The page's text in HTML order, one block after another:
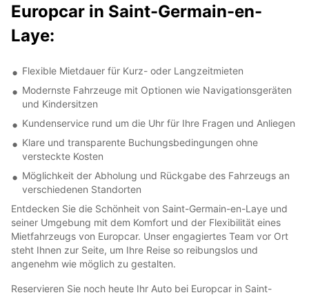
Europcar in Saint-Germain-en-
Laye:
Flexible Mietdauer für Kurz- oder Langzeitmieten
Modernste Fahrzeuge mit Optionen wie Navigationsgeräten
und Kindersitzen
Kundenservice rund um die Uhr für Ihre Fragen und Anliegen
Klare und transparente Buchungsbedingungen ohne
versteckte Kosten
Möglichkeit der Abholung und Rückgabe des Fahrzeugs an
verschiedenen Standorten
Entdecken Sie die Schönheit von Saint-Germain-en-Laye und
seiner Umgebung mit dem Komfort und der Flexibilität eines
Mietfahrzeugs von Europcar. Unser engagiertes Team vor Ort
steht Ihnen zur Seite, um Ihre Reise so reibungslos und
angenehm wie möglich zu gestalten.
Reservieren Sie noch heute Ihr Auto bei Europcar in Saint-